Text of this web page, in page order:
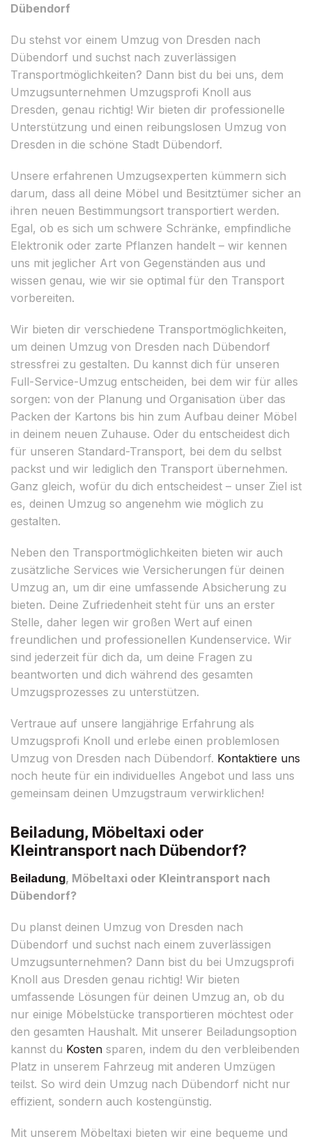
Dübendorf
Du stehst vor einem Umzug von Dresden nach
Dübendorf und suchst nach zuverlässigen
Transportmöglichkeiten? Dann bist du bei uns, dem
Umzugsunternehmen Umzugsprofi Knoll aus
Dresden, genau richtig! Wir bieten dir professionelle
Unterstützung und einen reibungslosen Umzug von
Dresden in die schöne Stadt Dübendorf.
Unsere erfahrenen Umzugsexperten kümmern sich
darum, dass all deine Möbel und Besitztümer sicher an
ihren neuen Bestimmungsort transportiert werden.
Egal, ob es sich um schwere Schränke, empfindliche
Elektronik oder zarte Pflanzen handelt – wir kennen
uns mit jeglicher Art von Gegenständen aus und
wissen genau, wie wir sie optimal für den Transport
vorbereiten.
Wir bieten dir verschiedene Transportmöglichkeiten,
um deinen Umzug von Dresden nach Dübendorf
stressfrei zu gestalten. Du kannst dich für unseren
Full-Service-Umzug entscheiden, bei dem wir für alles
sorgen: von der Planung und Organisation über das
Packen der Kartons bis hin zum Aufbau deiner Möbel
in deinem neuen Zuhause. Oder du entscheidest dich
für unseren Standard-Transport, bei dem du selbst
packst und wir lediglich den Transport übernehmen.
Ganz gleich, wofür du dich entscheidest – unser Ziel ist
es, deinen Umzug so angenehm wie möglich zu
gestalten.
Neben den Transportmöglichkeiten bieten wir auch
zusätzliche Services wie Versicherungen für deinen
Umzug an, um dir eine umfassende Absicherung zu
bieten. Deine Zufriedenheit steht für uns an erster
Stelle, daher legen wir großen Wert auf einen
freundlichen und professionellen Kundenservice. Wir
sind jederzeit für dich da, um deine Fragen zu
beantworten und dich während des gesamten
Umzugsprozesses zu unterstützen.
Vertraue auf unsere langjährige Erfahrung als
Umzugsprofi Knoll und erlebe einen problemlosen
Umzug von Dresden nach Dübendorf. Kontaktiere uns
noch heute für ein individuelles Angebot und lass uns
gemeinsam deinen Umzugstraum verwirklichen!
Beiladung, Möbeltaxi oder
Kleintransport nach Dübendorf?
Beiladung, Möbeltaxi oder Kleintransport nach
Dübendorf?
Du planst deinen Umzug von Dresden nach
Dübendorf und suchst nach einem zuverlässigen
Umzugsunternehmen? Dann bist du bei Umzugsprofi
Knoll aus Dresden genau richtig! Wir bieten
umfassende Lösungen für deinen Umzug an, ob du
nur einige Möbelstücke transportieren möchtest oder
den gesamten Haushalt. Mit unserer Beiladungsoption
kannst du Kosten sparen, indem du den verbleibenden
Platz in unserem Fahrzeug mit anderen Umzügen
teilst. So wird dein Umzug nach Dübendorf nicht nur
effizient, sondern auch kostengünstig.
Mit unserem Möbeltaxi bieten wir eine bequeme und